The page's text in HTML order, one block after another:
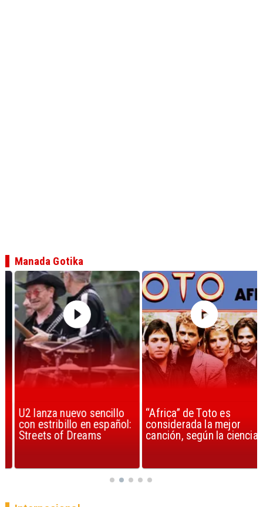
U2 lanza nuevo sencillo
con estribillo en español:
Streets of Dreams
“Africa” de Toto es
considerada la mejor
canción, según la ciencia
Manada Gotika